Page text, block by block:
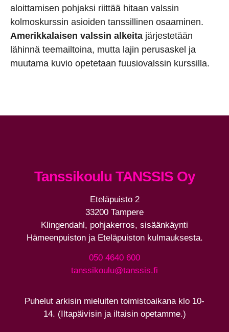
aloittamisen pohjaksi riittää hitaan valssin
kolmoskurssin asioiden tanssillinen osaaminen.
Amerikkalaisen valssin alkeita järjestetään
lähinnä teemailtoina, mutta lajin perusaskel ja
muutama kuvio opetetaan fuusiovalssin kurssilla.
Tanssikoulu TANSSIS Oy
Eteläpuisto 2
33200 Tampere
Klingendahl, pohjakerros, sisäänkäynti
Hämeenpuiston ja Eteläpuiston kulmauksesta.
050 4640 600
tanssikoulu@tanssis.fi
Puhelut arkisin mieluiten toimistoaikana klo 10-
14. (Iltapäivisin ja iltaisin opetamme.)